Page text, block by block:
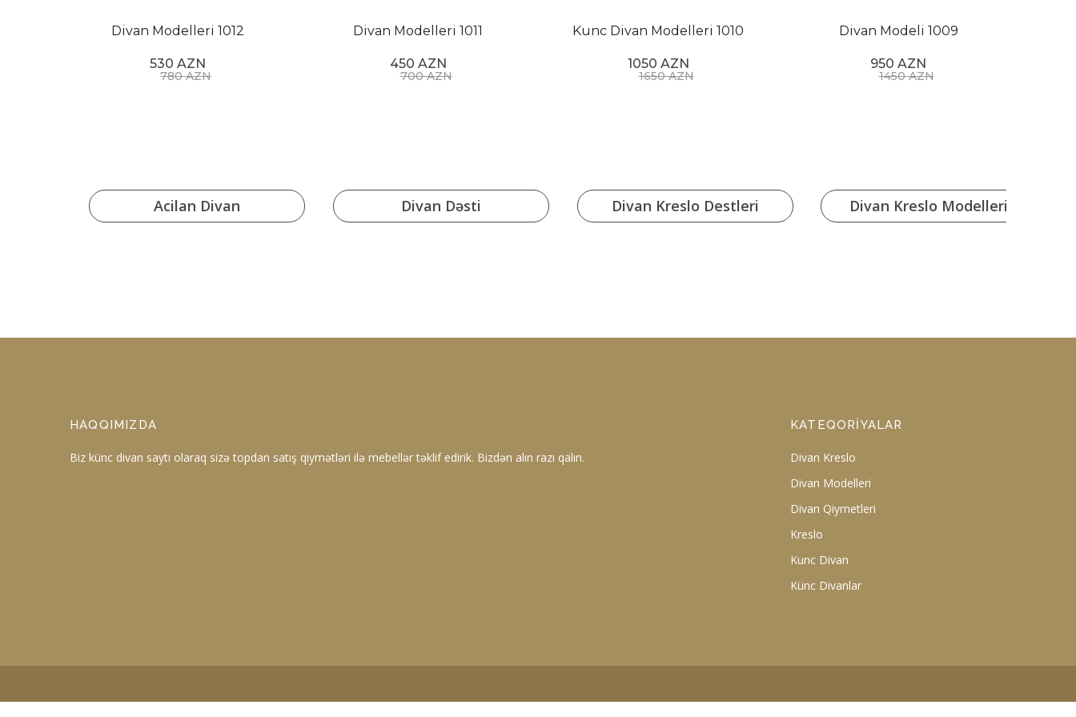
Divan Modelleri 1012
530 AZN
780 AZN
Divan Modelleri 1011
450 AZN
700 AZN
Kunc Divan Modelleri 1010
1050 AZN
1650 AZN
Divan Modeli 1009
950 AZN
1450 AZN
Acilan Divan Divan Dəsti Divan Kreslo Destleri Divan Kreslo Modelleri
HAQQIMIZDA
Biz künc divan saytı olaraq sizə topdan satış qiymətləri ilə mebellər təklif edirik. Bizdən alın razı qalın.
KATEQORIYALAR
Divan Kreslo
Divan Modelleri
Divan Qiymetleri
Kreslo
Kunc Divan
Künc Divanlar